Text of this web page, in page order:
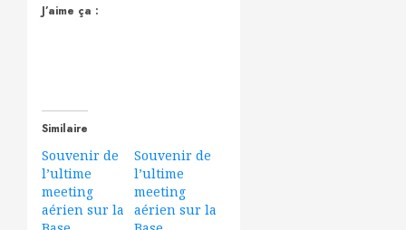
J’aime ça :
Similaire
Souvenir de
l’ultime
meeting
aérien sur la
Souvenir de
l’ultime
meeting
aérien sur la